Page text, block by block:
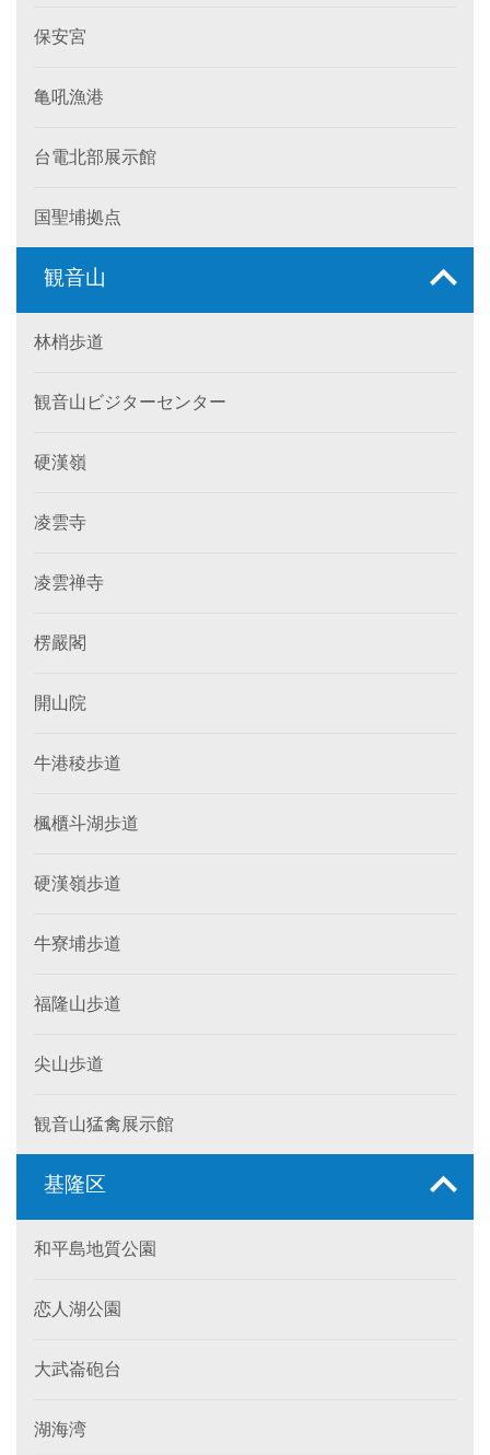
保安宮
亀吼漁港
台電北部展示館
国聖埔拠点
観音山
林梢歩道
観音山ビジターセンター
硬漢嶺
凌雲寺
凌雲禅寺
楞嚴閣
開山院
牛港稜歩道
楓櫃斗湖歩道
硬漢嶺歩道
牛寮埔歩道
福隆山歩道
尖山歩道
観音山猛禽展示館
基隆区
和平島地質公園
恋人湖公園
大武崙砲台
湖海湾